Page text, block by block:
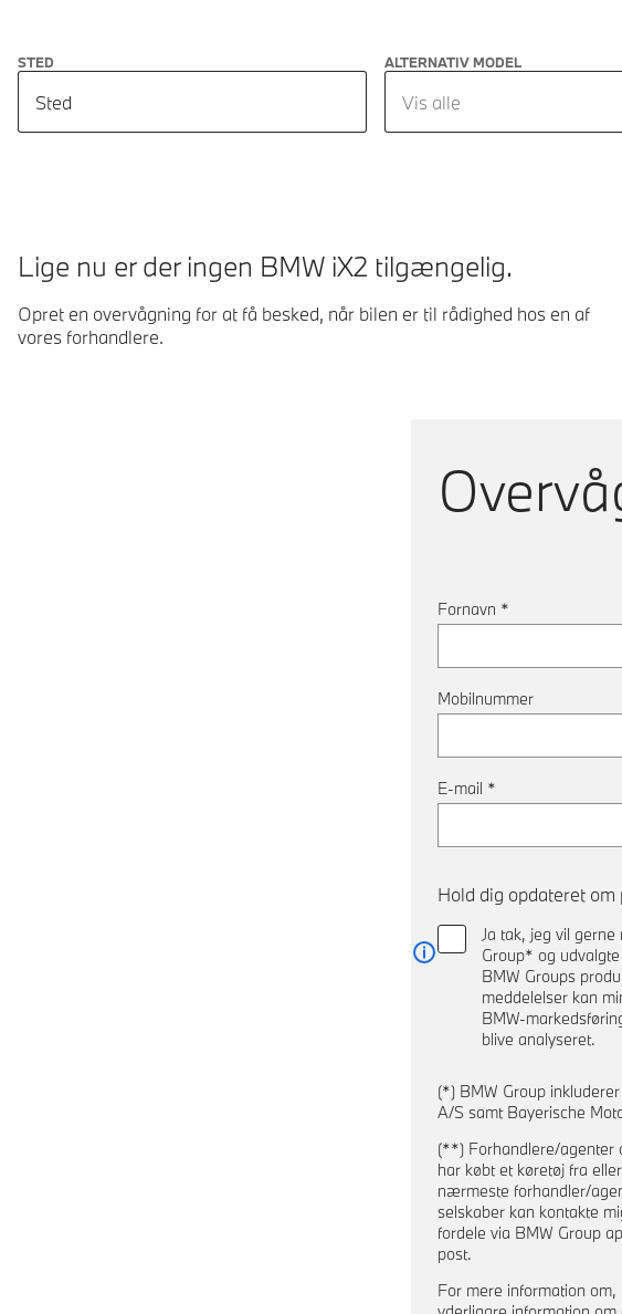
STED
Sted
ALTERNATIV MODEL
Vis alle
Lige nu er der ingen BMW iX2 tilgængelig.
Opret en overvågning for at få besked, når bilen er til rådighed hos en af
vores forhandlere.
Fornavn *
Mobilnummer
E-mail *
Hold dig opdateret
Ja tak, jeg vil
Group* og
BMW Groups
meddelelser kan
BMW-
blive analyseret.
Læs mere
(*) BMW Group
A/S samt Bayerische
(**) Forhandlere/agenter
har købt et køretøj fra
nærmeste forhandler/
selskaber kan kontakte
fordele via BMW Group
post.
For mere information